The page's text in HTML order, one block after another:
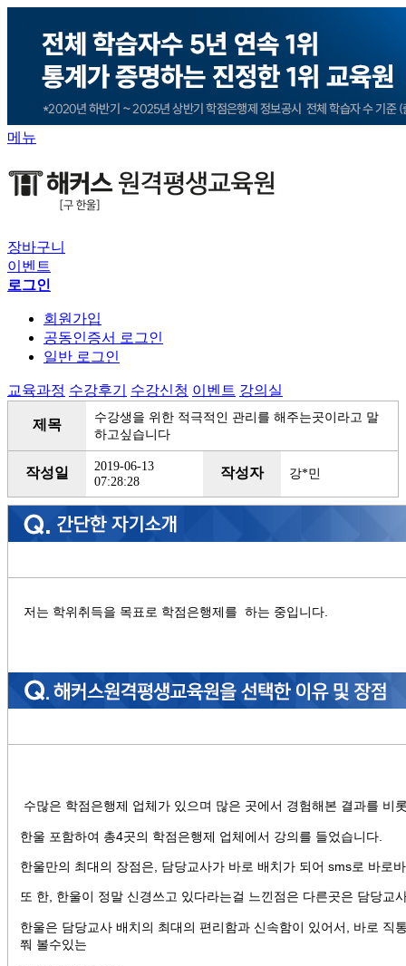
메뉴
장바구니
이벤트
로그인
회원가입
공동인증서 로그인
일반 로그인
교육과정 수강후기 수강신청 이벤트 강의실
제목
수강생을 위한 적극적인 관리를 해주는곳이라고 말
하고싶습니다
작성일
2019-06-13
07:28:28
작성자 강*민
저는 학위취득을 목표로 학점은행제를 하는 중입니다.
수많은 학점은행제 업체가 있으며 많은 곳에서 경험해본 결과를 비
한울 포함하여 총4곳의 학점은행제 업체에서 강의를 들었습니다.
한울만의 최대의 장점은, 담당교사가 바로 배치가 되어 sms로 바로
또 한, 한울이 정말 신경쓰고 있다라는걸 느낀점은 다른곳은 담당교
한울은 담당교사 배치의 최대의 편리함과 신속함이 있어서, 바로 직
쭤 볼수있는